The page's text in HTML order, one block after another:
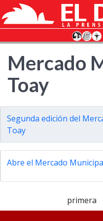
Mercado
Toay
Segunda edición del
Toay
Abre el Mercado
primera